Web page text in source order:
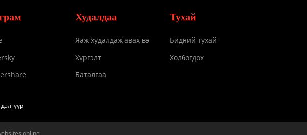
Худалдаа
Яаж худалдаж авах вэ
Хүргэлт
Баталгаа
Тухай
Бидний тухай
Холбогдох